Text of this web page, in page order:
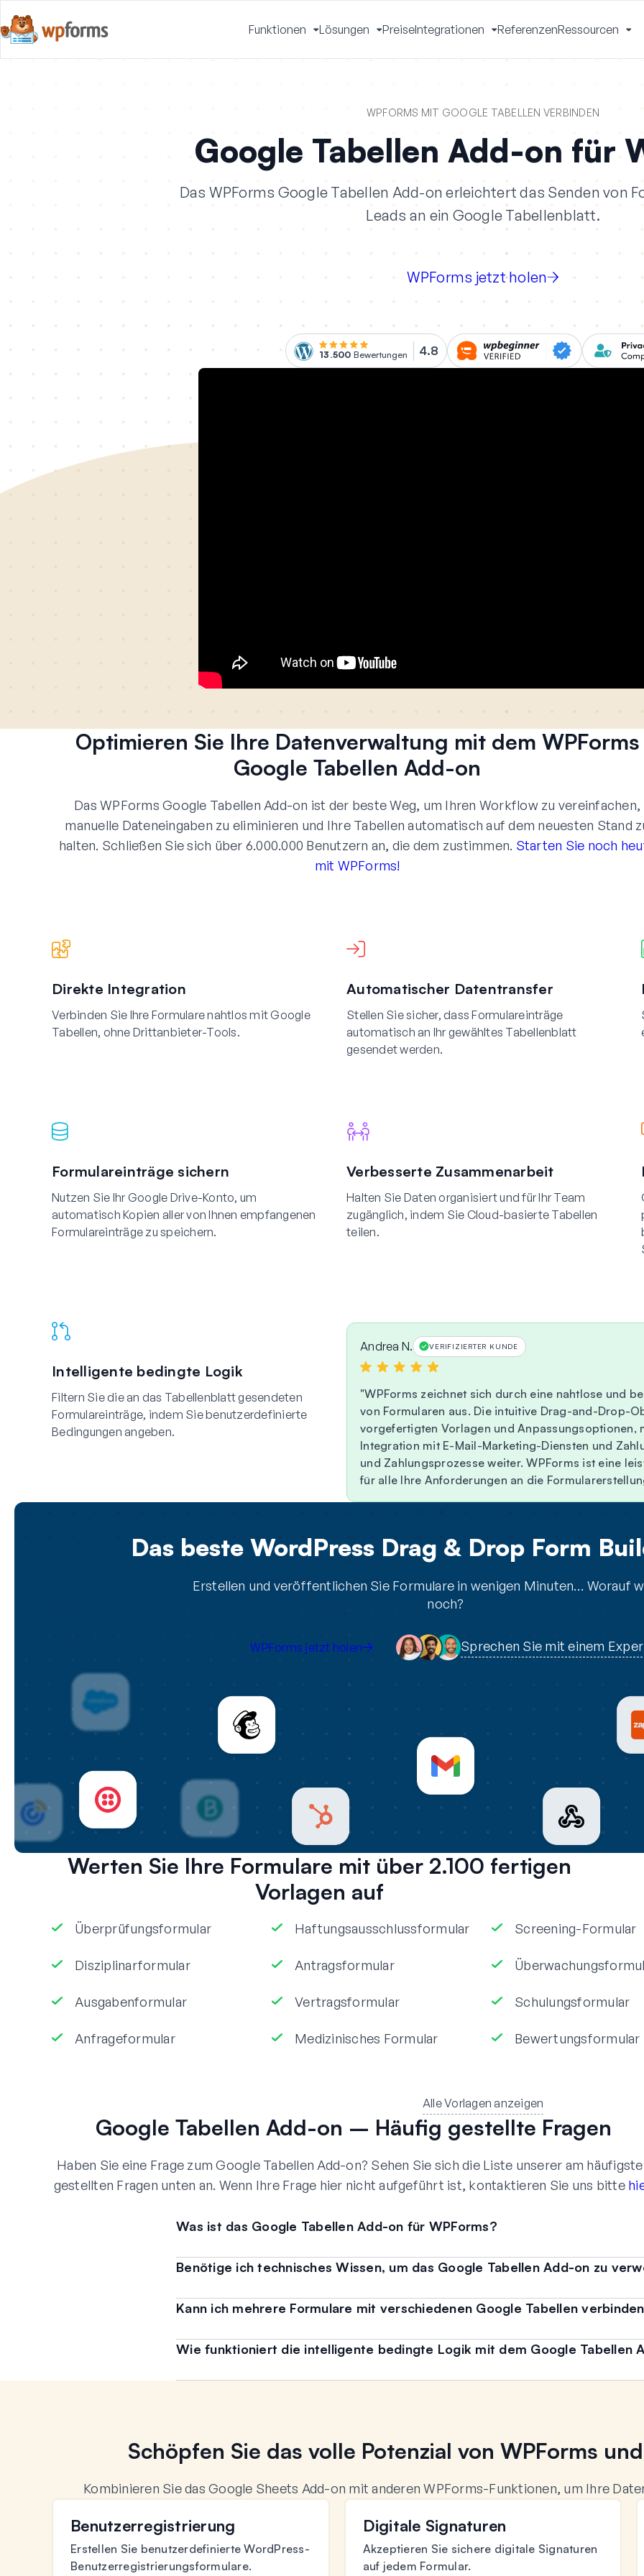
Funktionen
Menü
umschalten
Lösungen
Menü
umschalten
PreiseIntegrationen
Menü
umschalten
ReferenzenRessourcen
WPFORMS MIT GOOGLE TABELLEN VERBINDEN
Google Tabellen Add-on für
Das WPForms Google Tabellen Add-on erleichtert das Senden von
Leads an ein Google Tabellenblatt.
WPForms jetzt holen
13.500 Bewertungen 4.8
Optimieren Sie Ihre Datenverwaltung mit dem WPForms
Google Tabellen Add-on
Das WPForms Google Tabellen Add-on ist der beste Weg, um Ihren Workflow zu vereinfachen,
manuelle Dateneingaben zu eliminieren und Ihre Tabellen automatisch auf dem neuesten Stand
halten. Schließen Sie sich über 6.000.000 Benutzern an, die dem zustimmen. Starten Sie noch
mit WPForms!
Direkte Integration
Verbinden Sie Ihre Formulare nahtlos mit Google
Tabellen, ohne Drittanbieter-Tools.
Automatischer Datentransfer
Stellen Sie sicher, dass Formulareinträge
automatisch an Ihr gewähltes Tabellenblatt
gesendet werden.
Formulareinträge sichern
Nutzen Sie Ihr Google Drive-Konto, um
automatisch Kopien aller von Ihnen empfangenen
Formulareinträge zu speichern.
Verbesserte Zusammenarbeit
Halten Sie Daten organisiert und für Ihr Team
zugänglich, indem Sie Cloud-basierte Tabellen
teilen.
Intelligente bedingte Logik
Filtern Sie die an das Tabellenblatt gesendeten
Formulareinträge, indem Sie benutzerdefinierte
Bedingungen angeben.
Andrea N. VERIFIZIERTER KUNDE
WPForms zeichnet sich durch eine nahtlose und
von Formularen aus. Die intuitive Drag-and-Drop-
vorgefertigten Vorlagen und Anpassungsoptionen,
Integration mit E-Mail-Marketing-Diensten und
und Zahlungsprozesse weiter. WPForms ist eine
für alle Ihre Anforderungen an die
Das beste WordPress Drag & Drop Form
Erstellen und veröffentlichen Sie Formulare in wenigen Minuten… Worauf
noch?
WPForms jetzt holen Sprechen Sie mit einem
Werten Sie Ihre Formulare mit über 2.100 fertigen
Vorlagen auf
Überprüfungsformular Haftungsausschlussformular Screening-Formular
Disziplinarformular Antragsformular
Ausgabenformular Vertragsformular Schulungsformular
Anfrageformular Medizinisches Formular Bewertungsformular
Alle Vorlagen anzeigen
Google Tabellen Add-on – Häufig gestellte Fragen
Haben Sie eine Frage zum Google Tabellen Add-on? Sehen Sie sich die Liste unserer am
gestellten Fragen unten an. Wenn Ihre Frage hier nicht aufgeführt ist, kontaktieren Sie uns bitte
Was ist das Google Tabellen Add-on für WPForms?
Benötige ich technisches Wissen, um das Google Tabellen Add-on zu
Kann ich mehrere Formulare mit verschiedenen Google Tabellen
Wie funktioniert die intelligente bedingte Logik mit dem Google Tabellen
Schöpfen Sie das volle Potenzial von WPForms
Kombinieren Sie das Google Sheets Add-on mit anderen WPForms-Funktionen, um Ihre
Benutzerregistrierung
Erstellen Sie benutzerdefinierte WordPress-
Benutzerregistrierungsformulare.
Digitale Signaturen
Akzeptieren Sie sichere digitale Signaturen
auf jedem Formular.